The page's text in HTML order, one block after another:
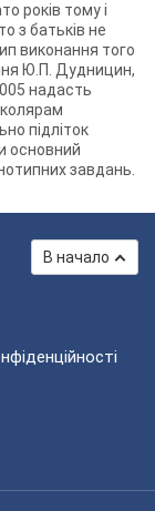
років тому і
з батьків не
виконання того
Ю.П. Дудницин,
надасть
підліток
основний
завдань.
В начало